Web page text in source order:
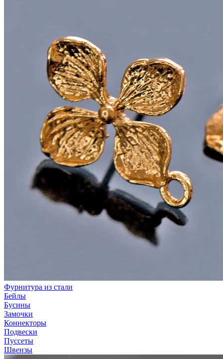
Фурнитура из стали
Бейлы
Бусины
Замочки
Коннекторы
Подвески
Пуссеты
Швензы